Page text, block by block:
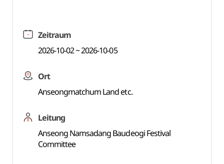
Zeitraum
2026-10-02 ~ 2026-10-05
Ort
Anseongmatchum Land etc.
Leitung
Anseong Namsadang Baudeogi Festival
Committee